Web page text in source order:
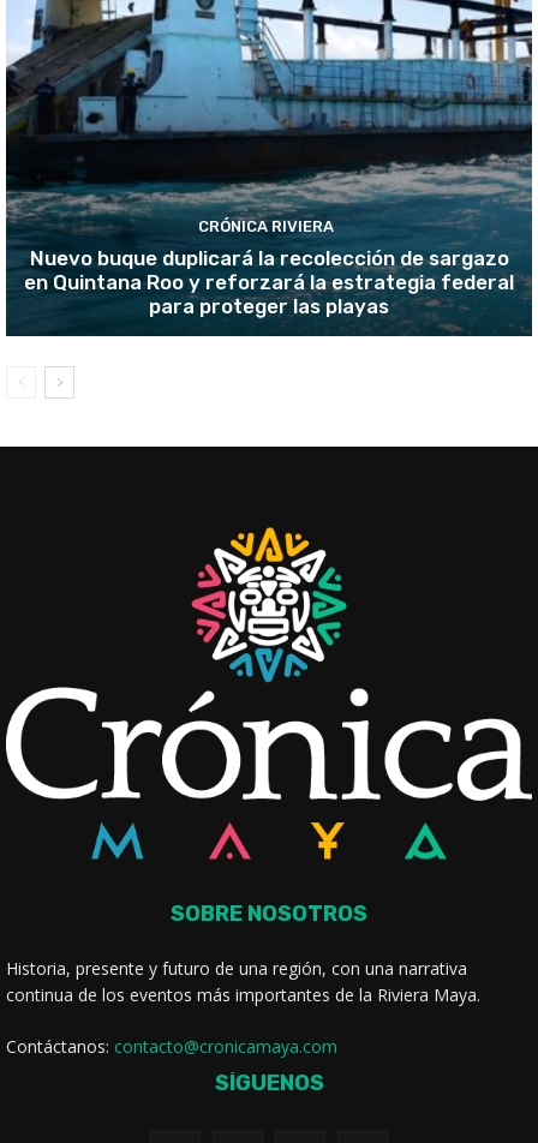
CRÓNICA RIVIERA
Nuevo buque duplicará la recolección de sargazo
en Quintana Roo y reforzará la estrategia federal
para proteger las playas
SOBRE NOSOTROS
Historia, presente y futuro de una región, con una narrativa
continua de los eventos más importantes de la Riviera Maya.
Contáctanos: contacto@cronicamaya.com
SÍGUENOS